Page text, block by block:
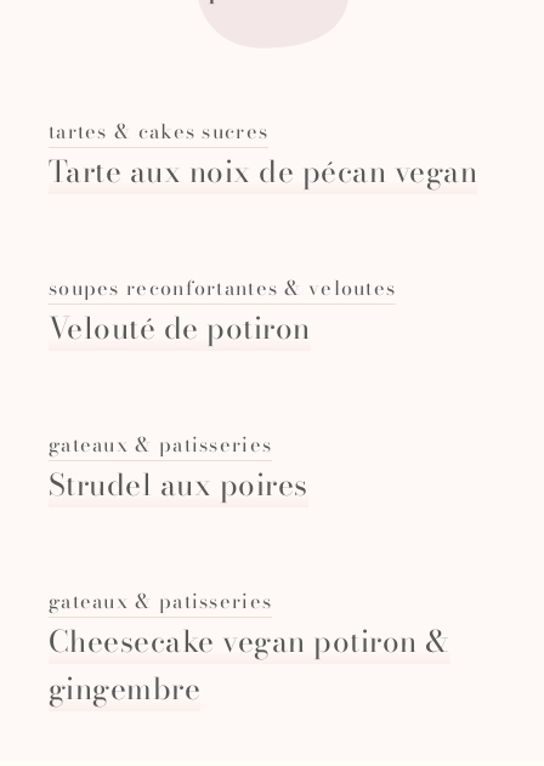
tartes & cakes sucres
Tarte aux noix de pécan vegan
soupes reconfortantes & veloutes
Velouté de potiron
gateaux & patisseries
Strudel aux poires
gateaux & patisseries
Cheesecake vegan potiron &
gingembre